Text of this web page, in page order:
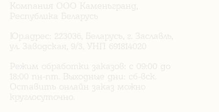
Компания ООО Каменьгранд,
Республика Беларусь
Юр.адрес: 223036, Беларусь, г. Заславль,
ул. Заводская, 9/3, УНП 691814020
Режим обработки заказов: с 09:00 до
18:00 пн-пт. Выходные дни: сб-вск.
Оставить онлайн заказ можно
круглосуточно.